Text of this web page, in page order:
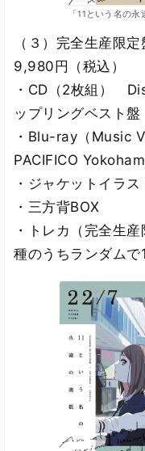
「11という名の
（３）完全生産限
9,980円（税込）
・CD（2枚組）
ップリングベスト盤
・Blu-ray（Music
PACIFICO
・ジャケットイラ
・三方背BOX
・トレカ（完全生
種のうちランダムで